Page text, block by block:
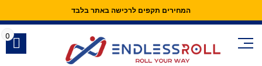
המחירים תקפים לרכישה באתר בלבד
Skip
Content
0